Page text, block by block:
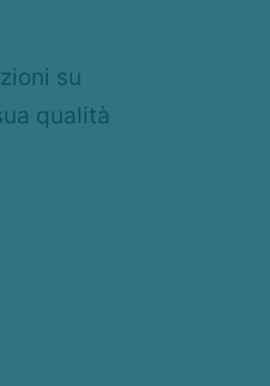
su
qualità